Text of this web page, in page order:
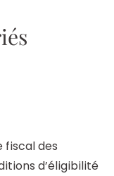
fiscal des
d’éligibilité